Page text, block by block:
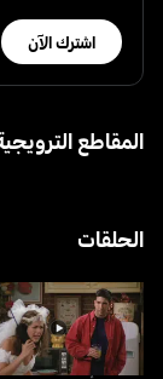
اشترك الآن
المقاطع
الحلقات